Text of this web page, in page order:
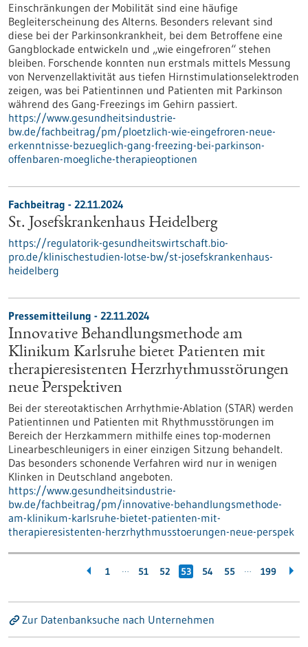
Einschränkungen der Mobilität sind eine häufige
Begleiterscheinung des Alterns. Besonders relevant sind
diese bei der Parkinsonkrankheit, bei dem Betroffene eine
Gangblockade entwickeln und „wie eingefroren“ stehen
bleiben. Forschende konnten nun erstmals mittels Messung
von Nervenzellaktivität aus tiefen Hirnstimulationselektroden
zeigen, was bei Patientinnen und Patienten mit Parkinson
während des Gang-Freezings im Gehirn passiert.
https://www.gesundheitsindustrie-
bw.de/fachbeitrag/pm/ploetzlich-wie-eingefroren-neue-
erkenntnisse-bezueglich-gang-freezing-bei-parkinson-
offenbaren-moegliche-therapieoptionen
Fachbeitrag - 22.11.2024
St. Josefskrankenhaus Heidelberg
https://regulatorik-gesundheitswirtschaft.bio-
pro.de/klinischestudien-lotse-bw/st-josefskrankenhaus-
heidelberg
Pressemitteilung - 22.11.2024
Innovative Behandlungsmethode am
Klinikum Karlsruhe bietet Patienten mit
therapieresistenten Herzrhythmusstörungen
neue Perspektiven
Bei der stereotaktischen Arrhythmie-Ablation (STAR) werden
Patientinnen und Patienten mit Rhythmusstörungen im
Bereich der Herzkammern mithilfe eines top-modernen
Linearbeschleunigers in einer einzigen Sitzung behandelt.
Das besonders schonende Verfahren wird nur in wenigen
Klinken in Deutschland angeboten.
https://www.gesundheitsindustrie-
bw.de/fachbeitrag/pm/innovative-behandlungsmethode-
am-klinikum-karlsruhe-bietet-patienten-mit-
therapieresistenten-herzrhythmusstoerungen-neue-perspek
1 … 51 52 53 54 55 … 199
Zur Datenbanksuche nach Unternehmen